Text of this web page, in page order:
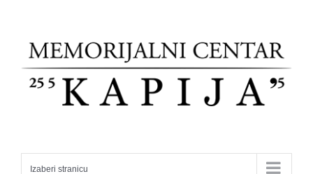
content
Izaberi stranicu